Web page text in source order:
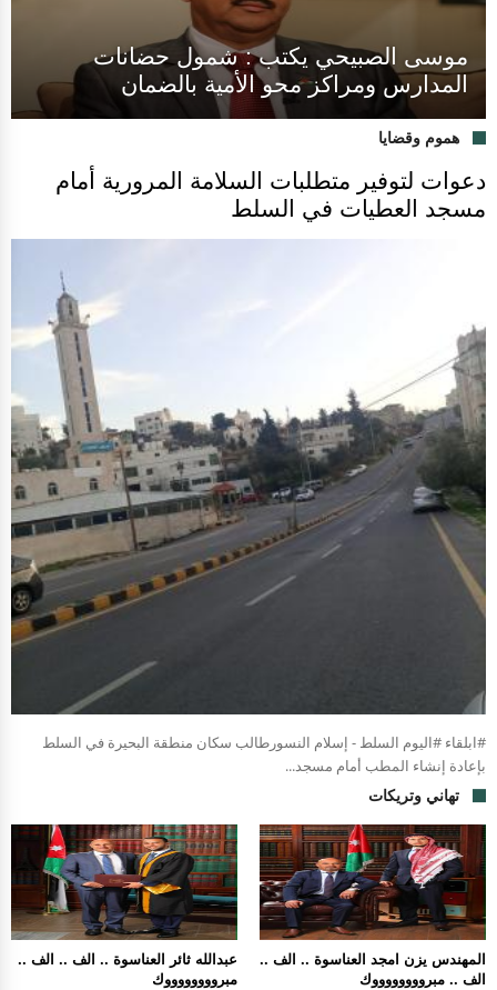
موسى الصبيحي يكتب : شمول حضانات
المدارس ومراكز محو الأمية بالضمان
هموم وقضايا
دعوات لتوفير متطلبات السلامة المرورية أمام
مسجد العطيات في السلط
#ابلقاء #اليوم السلط - إسلام النسورطالب سكان منطقة البحيرة في السلط
بإعادة إنشاء المطب أمام مسجد...
تهاني وتريكات
عبدالله ثائر العناسوة .. الف .. الف ..
مبرووووووووك
المهندس يزن امجد العناسوة .. الف ..
الف .. مبرووووووووك